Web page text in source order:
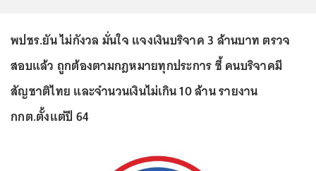
พปชร.ยัน ไม่กังวล มั่นใจ แจงเงินบริจาค 3 ล้านบาท ตรวจ
สอบแล้ว ถูกต้องตามกฎหมายทุกประการ ชี้ คนบริจาคมี
สัญชาติไทย และจำนวนเงินไม่เกิน 10 ล้าน รายงาน
กกต.ตั้งแต่ปี 64